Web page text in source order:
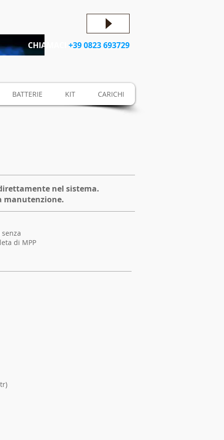
CHIAMACI +39 0823 693729
BATTERIE KIT CARICHI
nel sistema.
manutenzione.
di MPP